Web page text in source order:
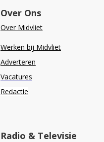
Over Ons
Over Midvliet
Werken bij Midvliet
Adverteren
Vacatures
Redactie
Radio & Televisie